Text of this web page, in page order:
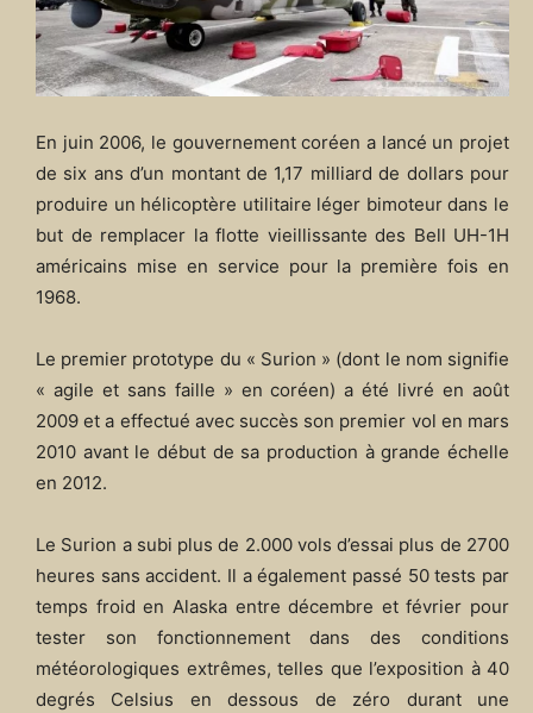
En juin 2006, le gouvernement coréen a lancé un projet
de six ans d’un montant de 1,17 milliard de dollars pour
produire un hélicoptère utilitaire léger bimoteur dans le
but de remplacer la flotte vieillissante des Bell UH-1H
américains mise en service pour la première fois en
1968.
Le premier prototype du « Surion » (dont le nom signifie
« agile et sans faille » en coréen) a été livré en août
2009 et a effectué avec succès son premier vol en mars
2010 avant le début de sa production à grande échelle
en 2012.
Le Surion a subi plus de 2.000 vols d’essai plus de 2700
heures sans accident. Il a également passé 50 tests par
temps froid en Alaska entre décembre et février pour
tester son fonctionnement dans des conditions
météorologiques extrêmes, telles que l’exposition à 40
degrés Celsius en dessous de zéro durant une